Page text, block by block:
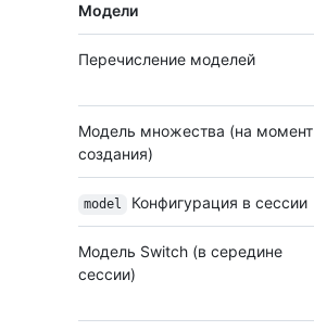
Модели
Перечисление моделей
Модель множества (на момент
создания)
model Конфигурация в сессии
Модель Switch (в середине
сессии)